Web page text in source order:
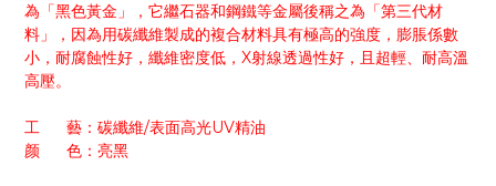
為「黑色黃金」，它繼石器和鋼鐵等金屬後稱之為「第三代材
料」，因為用碳纖維製成的複合材料具有極高的強度，膨脹係數
小，耐腐蝕性好，纖維密度低，X射線透過性好，且超輕、耐高溫
高壓。
工      藝：碳纖維/表面高光UV精油
颜      色：亮黑